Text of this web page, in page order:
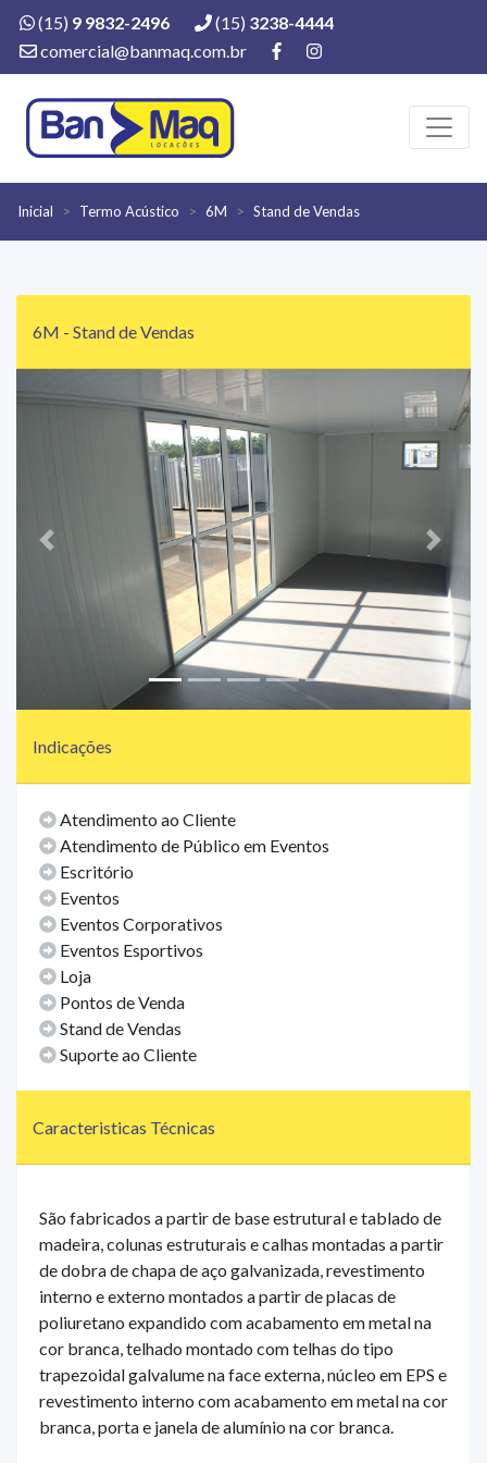
(15) 9 9832-2496 (15) 3238-4444
comercial@banmaq.com.br
Inicial Termo Acústico 6M Stand de Vendas
6M - Stand de Vendas
Voltar
Indicações
Atendimento ao Cliente
Atendimento de Público em Eventos
Escritório
Eventos
Eventos Corporativos
Eventos Esportivos
Loja
Pontos de Venda
Stand de Vendas
Suporte ao Cliente
Caracteristicas Técnicas
São fabricados a partir de base estrutural e tablado de
madeira, colunas estruturais e calhas montadas a partir
de dobra de chapa de aço galvanizada, revestimento
interno e externo montados a partir de placas de
poliuretano expandido com acabamento em metal na
cor branca, telhado montado com telhas do tipo
trapezoidal galvalume na face externa, núcleo em EPS e
revestimento interno com acabamento em metal na cor
branca, porta e janela de alumínio na cor branca.